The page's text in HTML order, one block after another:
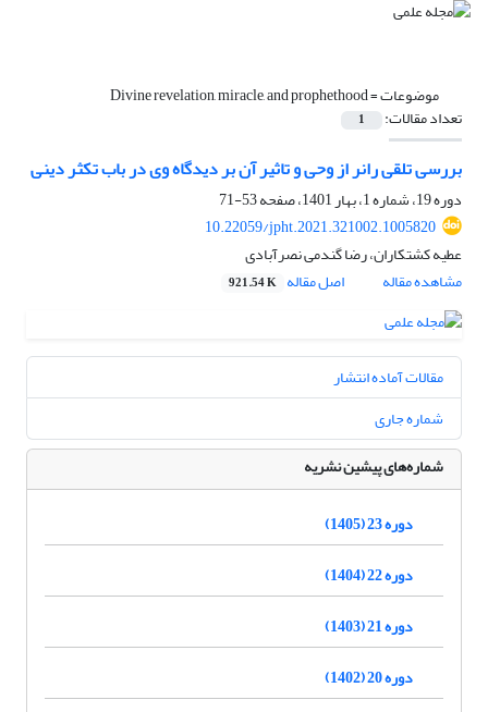
موضوعات =Divine revelation, miracle, and prophethood
تعداد مقالات: 1
بررسی تلقی رانر از وحی و تاثیر آن بر دیدگاه وی در باب تکثر دینی
دوره 19، شماره 1، بهار 1401، صفحه
53-71
10.22059/jpht.2021.321002.1005820
عطیه کشتکاران، رضا گندمی نصرآبادی
مشاهده مقاله
اصل مقاله 921.54 K
مقالات آماده انتشار
شماره جاری
شماره‌های پیشین نشریه
دوره 23 (1405)
دوره 22 (1404)
دوره 21 (1403)
دوره 20 (1402)